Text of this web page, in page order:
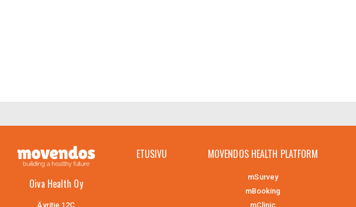
Oiva Health Oy
Äyritie 12C
ETUSIVU MOVENDOS HEALTH PLATFORM
mSurvey
mBooking
mClinic